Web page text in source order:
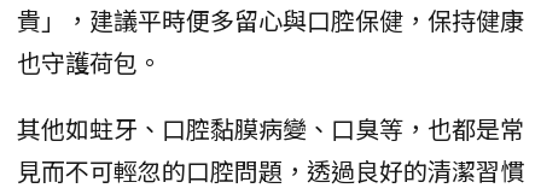
貴」，建議平時便多留心與口腔保健，保持健康
也守護荷包。
其他如蛀牙、口腔黏膜病變、口臭等，也都是常
見而不可輕忽的口腔問題，透過良好的清潔習慣